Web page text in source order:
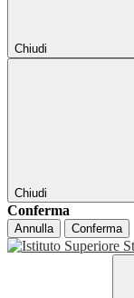
Chiudi
Chiudi
Conferma
Annulla Conferma